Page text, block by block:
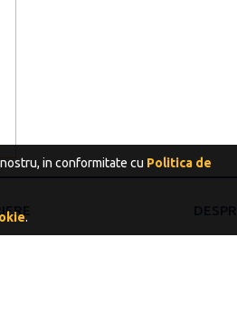
in conformitate cu Politica de
.